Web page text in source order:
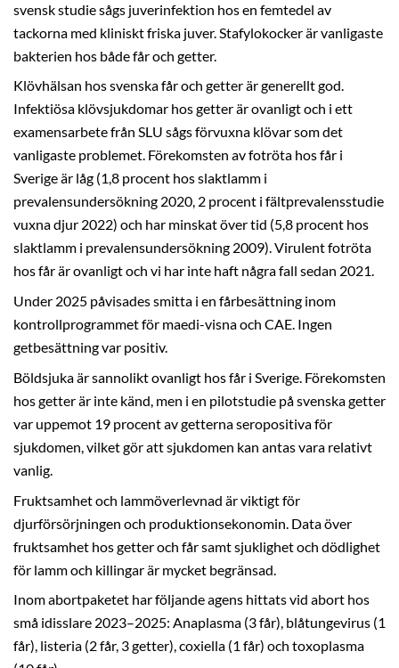
svensk studie sågs juverinfektion hos en femtedel av
tackorna med kliniskt friska juver. Stafylokocker är vanligaste
bakterien hos både får och getter.
Klövhälsan hos svenska får och getter är generellt god.
Infektiösa klövsjukdomar hos getter är ovanligt och i ett
examensarbete från SLU sågs förvuxna klövar som det
vanligaste problemet. Förekomsten av fotröta hos får i
Sverige är låg (1,8 procent hos slaktlamm i
prevalensundersökning 2020, 2 procent i fältprevalensstudie
vuxna djur 2022) och har minskat över tid (5,8 procent hos
slaktlamm i prevalensundersökning 2009). Virulent fotröta
hos får är ovanligt och vi har inte haft några fall sedan 2021.
Under 2025 påvisades smitta i en fårbesättning inom
kontrollprogrammet för maedi-visna och CAE. Ingen
getbesättning var positiv.
Böldsjuka är sannolikt ovanligt hos får i Sverige. Förekomsten
hos getter är inte känd, men i en pilotstudie på svenska getter
var uppemot 19 procent av getterna seropositiva för
sjukdomen, vilket gör att sjukdomen kan antas vara relativt
vanlig.
Fruktsamhet och lammöverlevnad är viktigt för
djurförsörjningen och produktionsekonomin. Data över
fruktsamhet hos getter och får samt sjuklighet och dödlighet
för lamm och killingar är mycket begränsad.
Inom abortpaketet har följande agens hittats vid abort hos
små idisslare 2023–2025: Anaplasma (3 får), blåtungevirus (1
får), listeria (2 får, 3 getter), coxiella (1 får) och toxoplasma